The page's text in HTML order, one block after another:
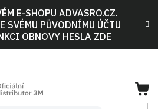
E-SHOPU ADVASRO.CZ.
SVÉMU PŮVODNÍMU ÚČTU
OBNOVY HESLA ZDE